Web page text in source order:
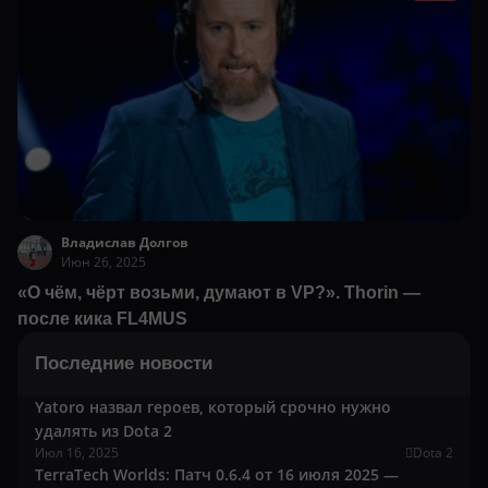
Владислав Долгов
Июн 26, 2025
«О чём, чёрт возьми, думают в VP?». Thorin —
после кика FL4MUS
Последние новости
Yatoro назвал героев, который срочно нужно
удалять из Dota 2
Июл 16, 2025 Dota 2
TerraTech Worlds: Патч 0.6.4 от 16 июля 2025 —